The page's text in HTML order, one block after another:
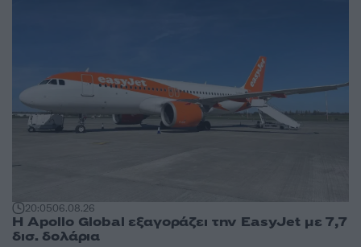
20:0506.08.26
Η Apollo Global εξαγοράζει την EasyJet με 7,7
δισ. δολάρια